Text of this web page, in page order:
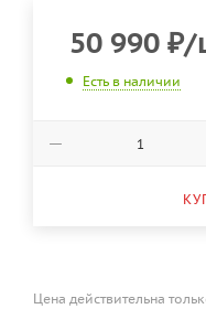
50 990 ₽/
Есть в наличии
Цена действительна